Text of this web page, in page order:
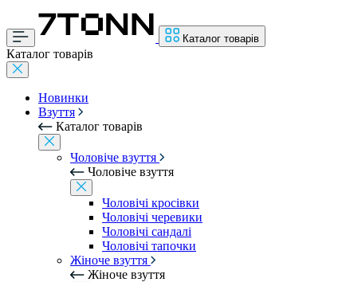
Каталог товарів
Каталог товарів
Новинки
Взуття
Каталог товарів
Чоловіче взуття
Чоловіче взуття
Чоловічі кросівки
Чоловічі черевики
Чоловічі сандалі
Чоловічі тапочки
Жіноче взуття
Жіноче взуття